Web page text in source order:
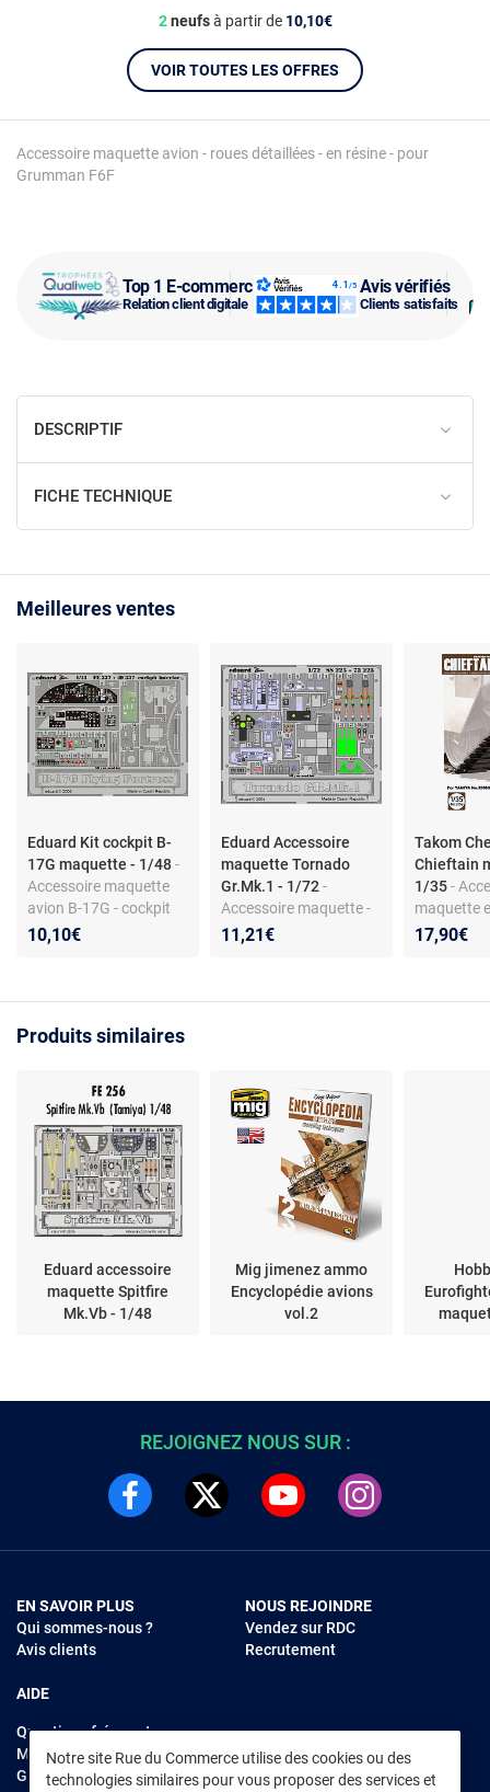
Top 1 E-commerce
Relation client digitale
Avis vérifiés
Clients satisfaits
Accessoire maquette avion - roues détaillées - en résine - pour
Grumman F6F
2neufsà partir de 10,10€
VOIR TOUTES LES OFFRES
DESCRIPTIF
FICHE TECHNIQUE
Meilleures ventes
Eduard Kit cockpit B-
17G maquette - 1/48-
Accessoire maquette
avion B-17G - cockpit
détaillé - en métal
10,10€
Eduard Accessoire
maquette Tornado
Gr.Mk.1 - 1/72-
Accessoire maquette -
pour Tornado Gr.Mk.1 -
11,21€
Takom
Chieftain
1/35-
maquette
- chenilles
17,90€
Produits similaires
Eduard accessoire
maquette Spitfire
Mk.Vb - 1/48
Mig jimenez ammo
Encyclopédie avions
vol.2
Notre site Rue du Commerce utilise des cookies ou des
technologies similaires pour vous proposer des services et
REJOIGNEZ NOUS SUR :
EN SAVOIR PLUS
Qui sommes-nous ?
Avis clients
AIDE
Questions fréquentes
Modes de règlements
Garantie et retours
NOUS REJOINDRE
Vendez sur RDC
Recrutement